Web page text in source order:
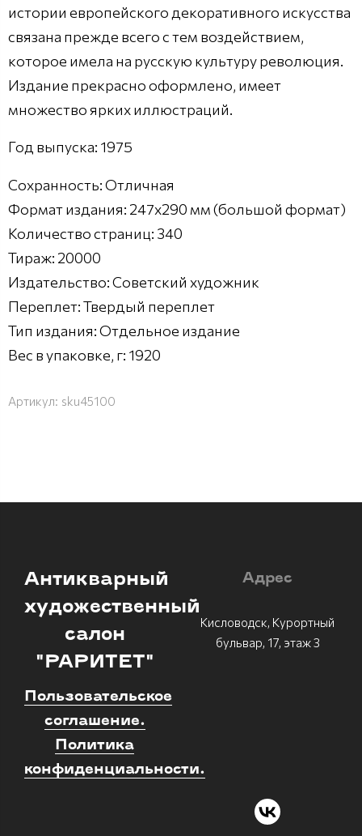
истории европейского декоративного искусства
связана прежде всего с тем воздействием,
которое имела на русскую культуру революция.
Издание прекрасно оформлено, имеет
множество ярких иллюстраций.
Год выпуска: 1975
Сохранность: Отличная
Формат издания: 247x290 мм (большой формат)
Количество страниц: 340
Тираж: 20000
Издательство: Советский художник
Переплет: Твердый переплет
Тип издания: Отдельное издание
Вес в упаковке, г: 1920
Артикул: sku45100
Антикварный
художественный
салон
"РАРИТЕТ"
Пользовательское
соглашение.
Политика
конфиденциальности.
Адрес
Кисловодск, Курортный
бульвар, 17, этаж 3